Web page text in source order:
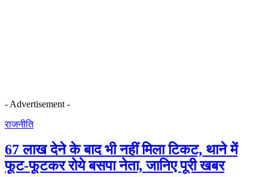
- Advertisement -
राजनीति
67 लाख देने के बाद भी नहीं मिला टिकट, थाने में
फूट-फूटकर रोये बसपा नेता, जानिए पूरी खबर